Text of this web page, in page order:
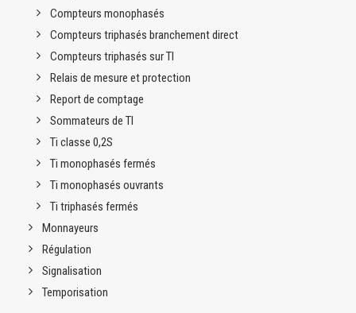
Compteurs monophasés
Compteurs triphasés branchement direct
Compteurs triphasés sur TI
Relais de mesure et protection
Report de comptage
Sommateurs de TI
Ti classe 0,2S
Ti monophasés fermés
Ti monophasés ouvrants
Ti triphasés fermés
Monnayeurs
Régulation
Signalisation
Temporisation